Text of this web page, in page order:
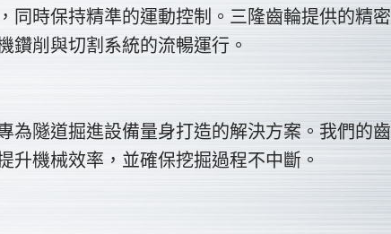
同時保持精準的運動控制。三隆齒輪提供的精密
鑽削與切割系統的流暢運行。
為隧道掘進設備量身打造的解決方案。我們的齒
機械效率，並確保挖掘過程不中斷。